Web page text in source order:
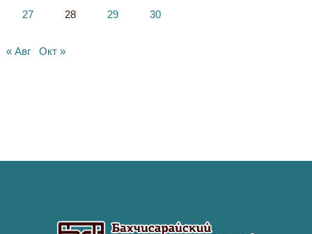
27
28 29 30
« Авг Окт »